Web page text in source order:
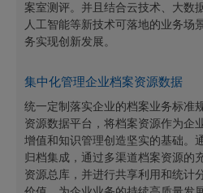
案室测评。并且结合云技术、大数
人工智能等新技术可落地的业务场
务实现创新发展。
集中化管理企业档案资源数据
统一定制落实企业的档案业务标准
资源数据平台，将档案资源作为企
增值和知识管理创造坚实的基础。
归档集成，通过多渠道档案资源的
资源总库，并进行共享利用和统计